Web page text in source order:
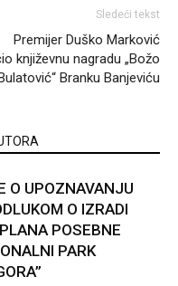
Sledeći tekst
Premijer Duško Marković
književnu nagradu „Božo
Branku Banjeviću
O UPOZNAVANJU
O IZRADI
POSEBNE
PARK